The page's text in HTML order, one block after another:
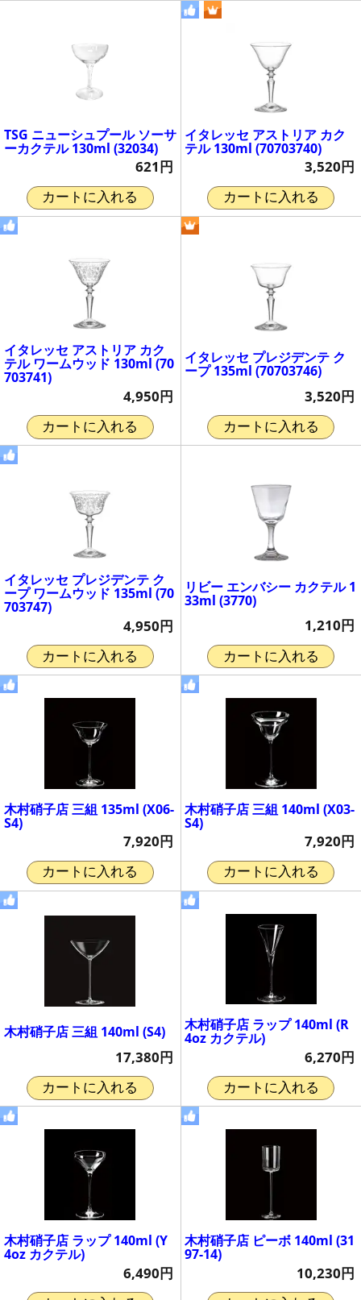
TSG ニューシュプール ソーサ
ーカクテル 130ml (32034)
621円
カートに入れる
イタレッセ アストリア カク
テル 130ml (70703740)
3,520円
カートに入れる
イタレッセ アストリア カク
テル ワームウッド 130ml (70
703741)
4,950円
カートに入れる
イタレッセ プレジデンテ ク
ープ 135ml (70703746)
3,520円
カートに入れる
イタレッセ プレジデンテ ク
ープ ワームウッド 135ml (70
703747)
4,950円
カートに入れる
リビー エンバシー カクテル 1
33ml (3770)
1,210円
カートに入れる
木村硝子店 三組 135ml (X06-
S4)
7,920円
カートに入れる
木村硝子店 三組 140ml (X03-
S4)
7,920円
カートに入れる
木村硝子店 三組 140ml (S4)
17,380円
カートに入れる
木村硝子店 ラップ 140ml (R
4oz カクテル)
6,270円
カートに入れる
木村硝子店 ラップ 140ml (Y
4oz カクテル)
6,490円
木村硝子店 ピーボ 140ml (31
97-14)
10,230円